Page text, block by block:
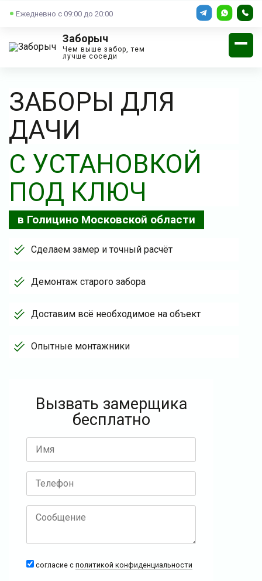
Ежедневно с 09:00 до 20:00
Заборыч
Чем выше забор, тем
лучше соседи
ЗАБОРЫ ДЛЯ
ДАЧИ
С УСТАНОВКОЙ
ПОД КЛЮЧ
в Голицино Московской области
Сделаем замер и точный расчёт
Демонтаж старого забора
Доставим всё необходимое на объект
Опытные монтажники
Вызвать замерщика
бесплатно
согласие с политикой конфиденциальности